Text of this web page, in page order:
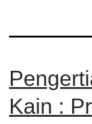
Kain :